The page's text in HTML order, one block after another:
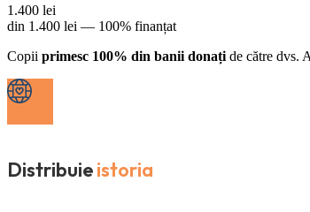
1.400 lei
din 1.400 lei — 100% finanțat
Copii primesc 100% din banii donați de către dvs.
Distribuieistoria